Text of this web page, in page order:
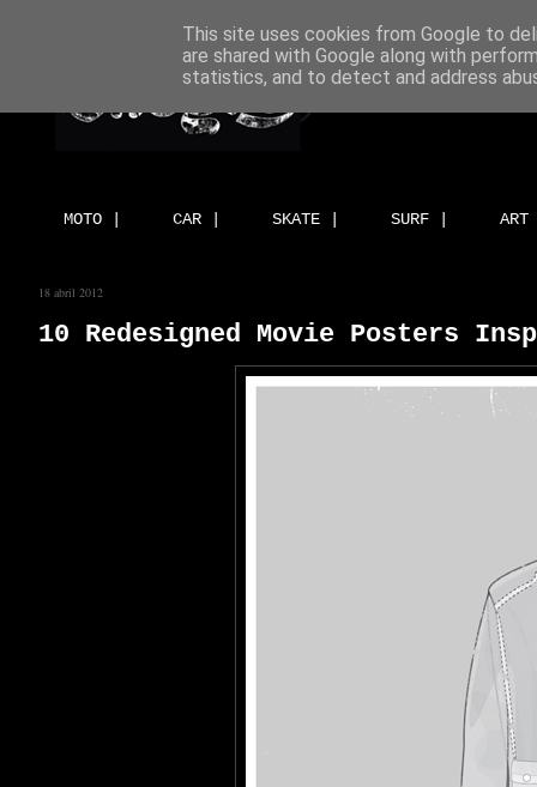
MOTO | CAR | SKATE | SURF |
18 abril 2012
10 Redesigned Movie Posters
This site uses cookies from Google to
are shared with Google along with
statistics, and to detect and address